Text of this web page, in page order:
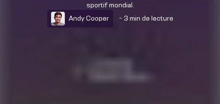
sportif mondial.
Andy Cooper
~ 3 min de lecture